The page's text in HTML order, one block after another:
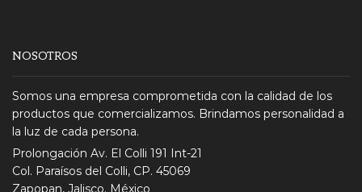
NOSOTROS
Somos una empresa comprometida con la calidad de los
productos que comercializamos. Brindamos personalidad a
la luz de cada persona.
Prolongación Av. El Colli 191 Int-21
Col. Paraísos del Colli, CP. 45069
Zapopan, Jalisco. México